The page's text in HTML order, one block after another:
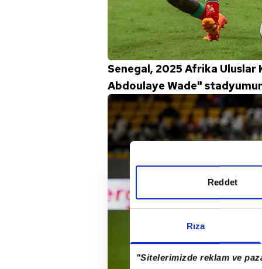
Rıza
"Sitelerimizde reklam ve
Reddet
Senegal, 2025 Afrika Uluslar
Abdoulaye Wade"